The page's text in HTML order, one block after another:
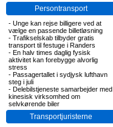
Persontransport
- Unge kan rejse billigere ved at
vælge en passende billetløsning
- Trafikselskab tilbyder gratis
transport til festuge i Randers
- En halv times daglig fysisk
aktivitet kan forebygge alvorlig
stress
- Passagertallet i sydjysk lufthavn
steg i juli
- Delebilstjeneste samarbejder med
kinesisk virksomhed om
selvkørende biler
Transportjuristerne